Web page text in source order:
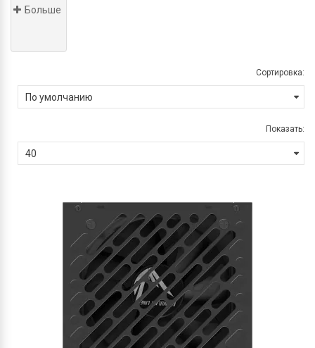
Больше
Сортировка:
Показать: